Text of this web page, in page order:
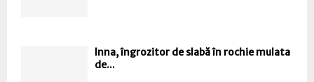
Inna, îngrozitor de slabă în rochie mulata
de...